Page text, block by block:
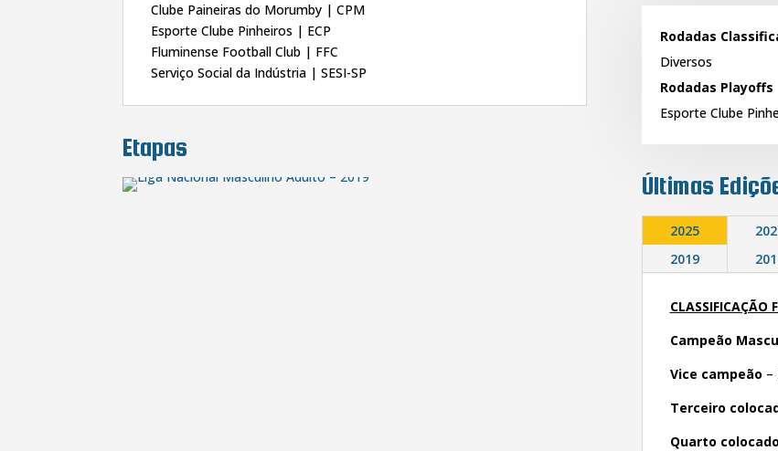
Clube Paineiras do Morumby | CPM
Esporte Clube Pinheiros | ECP
Fluminense Football Club | FFC
Serviço Social da Indústria | SESI-SP
Etapas
Rodadas
Diversos
Rodadas Playoffs
Esporte Clube
Últimas
2025
2019
CLASSIFICAÇÃO
Campeão
Vice campeão –
Terceiro
Quarto colocado